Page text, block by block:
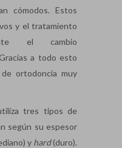
cómodos. Estos
y el tratamiento
el cambio
a todo esto
ortodoncia muy
tres tipos de
según su espesor
y hard(duro).